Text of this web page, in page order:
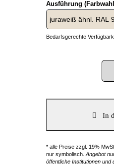
Ausführung
Bedarfsgerechte
* alle Preise zzgl. 19%
nur symbolisch. Angebot
öffentliche Institutionen und